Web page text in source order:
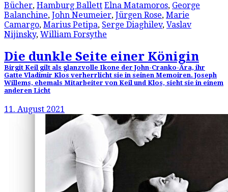
Bücher, Hamburg Ballett Elna Matamoros, George
Balanchine, John Neumeier, Jürgen Rose, Marie
Camargo, Marius Petipa, Serge Diaghilev, Vaslav
Nijinsky, William Forsythe
Die dunkle Seite einer Königin
Birgit Keil gilt als glanzvolle Ikone der John-Cranko-Ära, ihr
Gatte Vladimir Klos verherrlicht sie in seinen Memoiren. Joseph
Willems, ehemals Mitarbeiter von Keil und Klos, sieht sie in einem
anderen Licht
11. August 2021